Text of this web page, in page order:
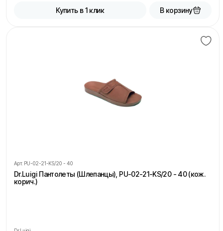
Купить в 1 клик В корзину
Арт. PU-02-21-KS/20 - 40
Dr.Luigi Пантолеты (Шлепанцы), PU-02-21-KS/20 - 40 (кож.
корич.)